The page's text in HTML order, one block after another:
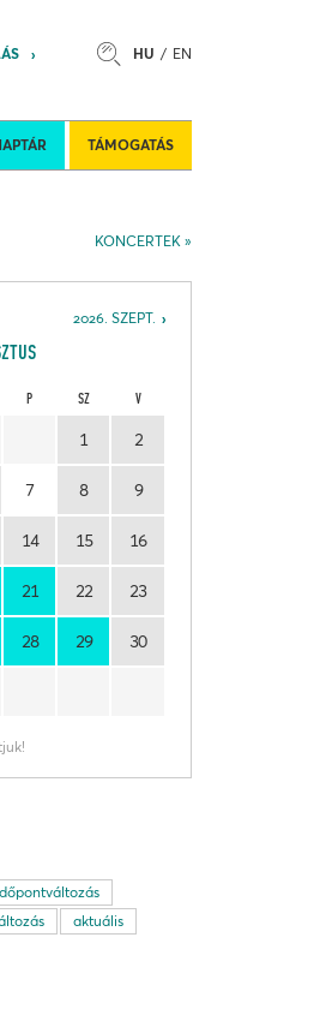
HU EN
TÁMOGATÁS
KONCERTEK
2026. SZEPT.
P SZ V
1 2
7 8 9
14 15 16
21 22 23
28 29 30
aktuális